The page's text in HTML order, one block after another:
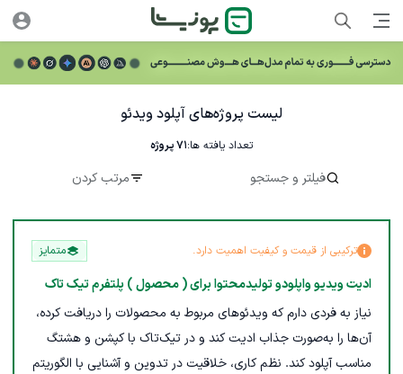
لیست پروژه‌های آپلود ویدئو
تعداد یافته ها:71پروژه
فیلتر و جستجو مرتب کردن
ترکیبی از قیمت و کیفیت اهمیت دارد. متمایز
ادیت ویدیو واپلودو تولیدمحتوا برای ( محصول ) پلتفرم تیک تاک
نیاز به فردی دارم که ویدئوهای مربوط به محصولات را دریافت کرده،
آن‌ها را به‌صورت جذاب ادیت کند و در تیک‌تاک با کپشن و هشتگ
مناسب آپلود کند. نظم کاری، خلاقیت در تدوین و آشنایی با الگوریتم